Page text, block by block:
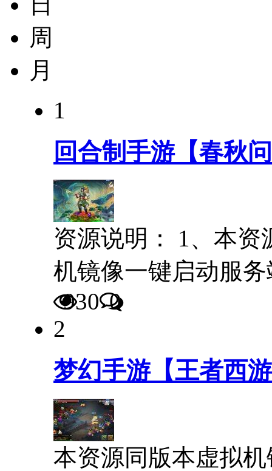
周
月
1
回合制手游【春秋
资源说明： 1、本资
机镜像一键启动服
930 0
2
梦幻手游【王者西
本资源同版本虚拟